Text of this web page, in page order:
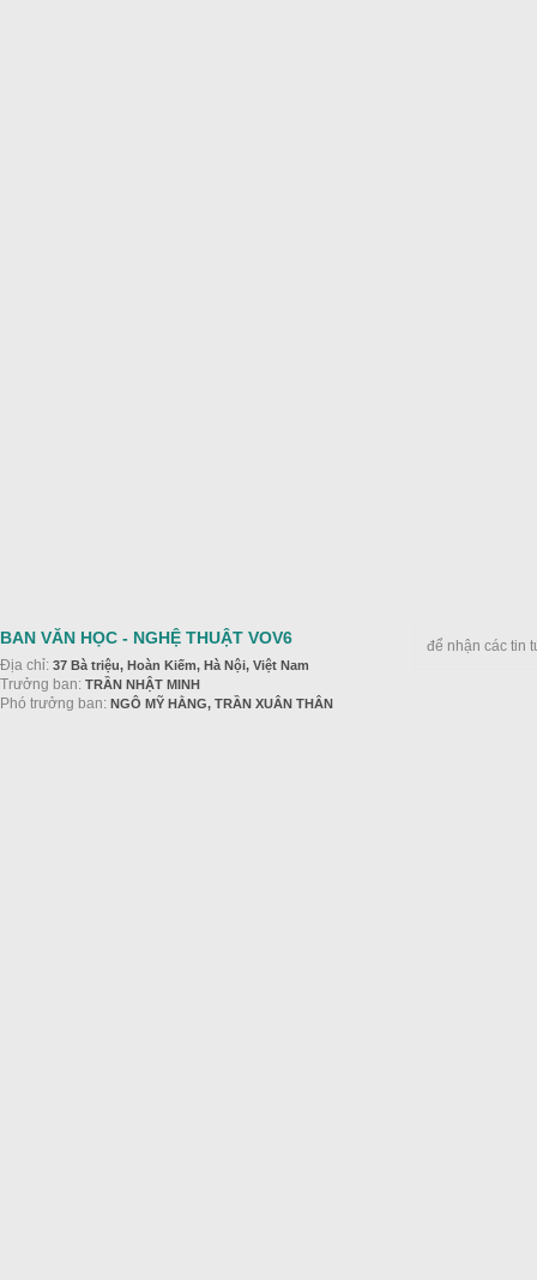
BAN VĂN HỌC - NGHỆ THUẬT VOV6
Địa chỉ: 37 Bà triệu, Hoàn Kiếm, Hà Nội, Việt Nam
Trưởng ban: TRẦN NHẬT MINH
Phó trưởng ban: NGÔ MỸ HẰNG, TRẦN XUÂN THÂN
để nhận các tin